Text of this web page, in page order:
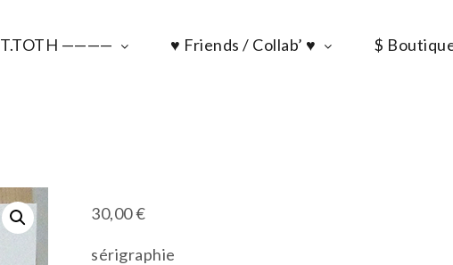
T.TOTH ———— ♥ Friends / Collab’ ♥ $
30,00€
sérigraphie